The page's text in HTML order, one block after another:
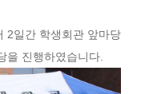
2일간 학생회관 앞마당
을 진행하였습니다.